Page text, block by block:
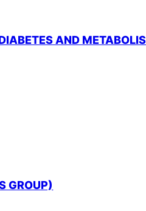
AND
GROUP)